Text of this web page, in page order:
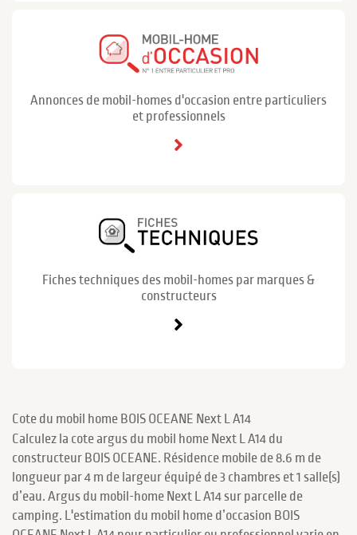
Annonces de mobil-homes d'occasion entre particuliers
et professionnels
Fiches techniques des mobil-homes par marques &
constructeurs
Cote du mobil home BOIS OCEANE Next L A14
Calculez la cote argus du mobil home Next L A14 du
constructeur BOIS OCEANE. Résidence mobile de 8.6 m de
longueur par 4 m de largeur équipé de 3 chambres et 1 salle(s)
d’eau. Argus du mobil-home Next L A14 sur parcelle de
camping. L'estimation du mobil home d’occasion BOIS